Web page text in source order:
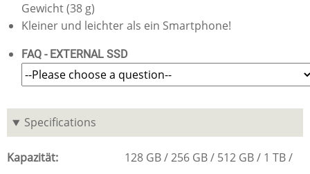
Gewicht (38 g)
Kleiner und leichter als ein Smartphone!
FAQ - EXTERNAL SSD
Specifications
Kapazität 128 GB 256 GB 512 GB 1 TB